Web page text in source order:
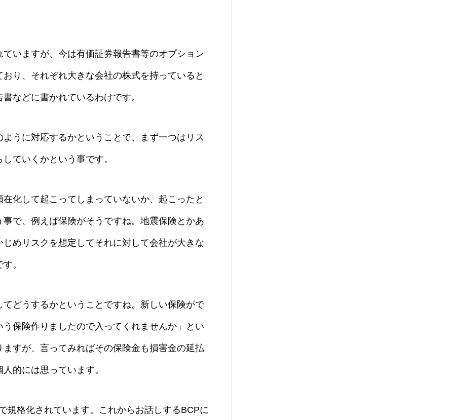
いますが、今は有価証券報告書等のオプション
り、それぞれ大きな会社の株式を持っていると
などに書かれているわけです。
うに対応するかということで、まず一つはリス
ていくかという事です。
化して起こってしまっていないか、起こったと
で、例えば保険がそうですね。地震保険とかあ
めリスクを想定してそれに対して会社が大きな
。
どうするかということですね。新しい保険がで
保険作りましたので入ってくれませんか」とい
すが、言ってみればその保険金も損害金の延払
的には思っています。
規格化されています。これからお話しするBCPに